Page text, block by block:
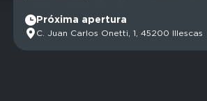
Próxima apertura
C. Juan Carlos Onetti, 1, 45200 Illescas